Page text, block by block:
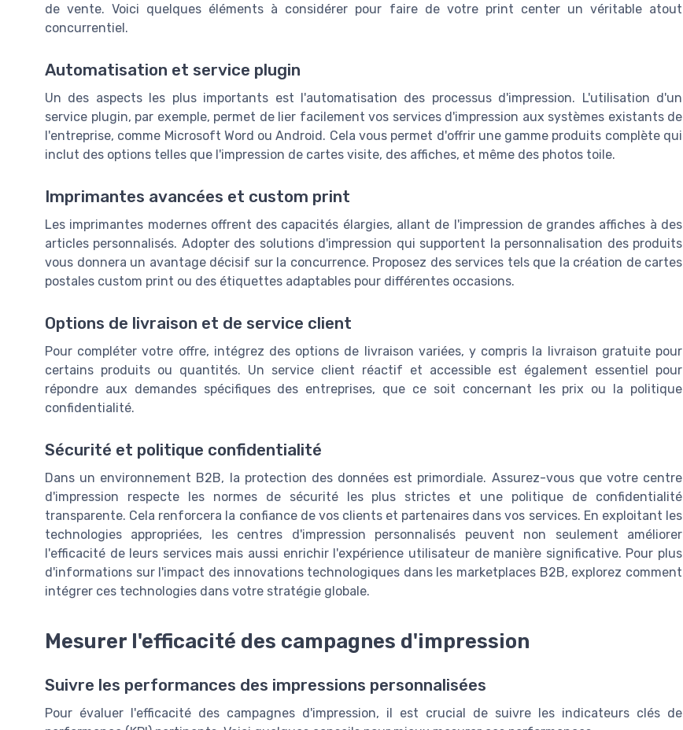
de vente. Voici quelques éléments à considérer pour faire de votre print center un véritable atout
concurrentiel.
Automatisation et service plugin
Un des aspects les plus importants est l'automatisation des processus d'impression. L'utilisation d'un
service plugin, par exemple, permet de lier facilement vos services d'impression aux systèmes existants de
l'entreprise, comme Microsoft Word ou Android. Cela vous permet d'offrir une gamme produits complète qui
inclut des options telles que l'impression de cartes visite, des affiches, et même des photos toile.
Imprimantes avancées et custom print
Les imprimantes modernes offrent des capacités élargies, allant de l'impression de grandes affiches à des
articles personnalisés. Adopter des solutions d'impression qui supportent la personnalisation des produits
vous donnera un avantage décisif sur la concurrence. Proposez des services tels que la création de cartes
postales custom print ou des étiquettes adaptables pour différentes occasions.
Options de livraison et de service client
Pour compléter votre offre, intégrez des options de livraison variées, y compris la livraison gratuite pour
certains produits ou quantités. Un service client réactif et accessible est également essentiel pour
répondre aux demandes spécifiques des entreprises, que ce soit concernant les prix ou la politique
confidentialité.
Sécurité et politique confidentialité
Dans un environnement B2B, la protection des données est primordiale. Assurez-vous que votre centre
d'impression respecte les normes de sécurité les plus strictes et une politique de confidentialité
transparente. Cela renforcera la confiance de vos clients et partenaires dans vos services. En exploitant les
technologies appropriées, les centres d'impression personnalisés peuvent non seulement améliorer
l'efficacité de leurs services mais aussi enrichir l'expérience utilisateur de manière significative. Pour plus
d'informations sur l'impact des innovations technologiques dans les marketplaces B2B, explorez comment
intégrer ces technologies dans votre stratégie globale.
Mesurer l'efficacité des campagnes d'impression
Suivre les performances des impressions personnalisées
Pour évaluer l'efficacité des campagnes d'impression, il est crucial de suivre les indicateurs clés de